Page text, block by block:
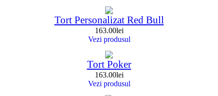
Tort Personalizat Red Bull
163.00lei
Vezi produsul
Tort Poker
163.00lei
Vezi produsul